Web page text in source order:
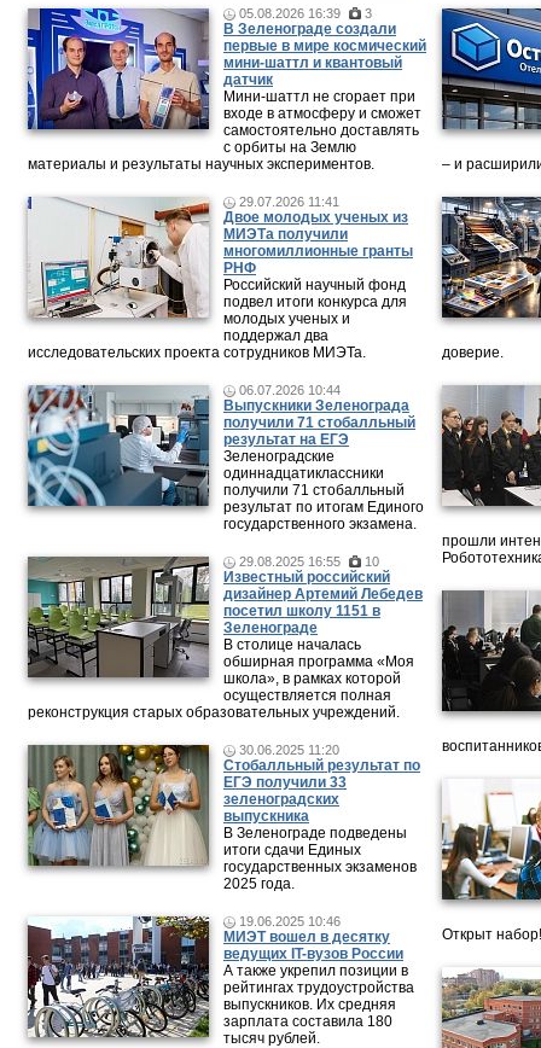
05.08.2026 16:39 3
В Зеленограде создали
первые в мире космический
мини-шаттл и квантовый
датчик
Мини-шаттл не сгорает при
входе в атмосферу и сможет
самостоятельно доставлять
с орбиты на Землю
материалы и результаты научных экспериментов.
29.07.2026 11:41
Двое молодых ученых из
МИЭТа получили
многомиллионные гранты
РНФ
Российский научный фонд
подвел итоги конкурса для
молодых ученых и
поддержал два
исследовательских проекта сотрудников МИЭТа.
06.07.2026 10:44
Выпускники Зеленограда
получили 71 стобалльный
результат на ЕГЭ
Зеленоградские
одиннадцатиклассники
получили 71 стобалльный
результат по итогам Единого
государственного экзамена.
29.08.2025 16:55 10
Известный российский
дизайнер Артемий Лебедев
посетил школу 1151 в
Зеленограде
В столице началась
обширная программа «Моя
школа», в рамках которой
осуществляется полная
реконструкция старых образовательных учреждений.
30.06.2025 11:20
Стобалльный результат по
ЕГЭ получили 33
зеленоградских
выпускника
В Зеленограде подведены
итоги сдачи Единых
государственных экзаменов
2025 года.
19.06.2025 10:46
МИЭТ вошел в десятку
ведущих IT-вузов России
А также укрепил позиции в
рейтингах трудоустройства
выпускников. Их средняя
зарплата составила 180
тысяч рублей.
– и
доверие.
прошли
Открыт набор!